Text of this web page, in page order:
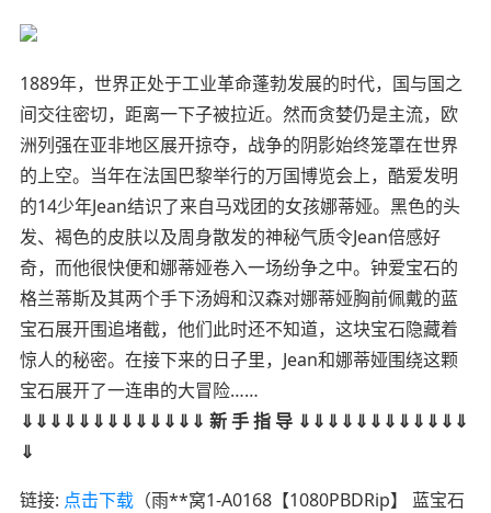
1889年，世界正处于工业革命蓬勃发展的时代，国与国之
间交往密切，距离一下子被拉近。然而贪婪仍是主流，欧
洲列强在亚非地区展开掠夺，战争的阴影始终笼罩在世界
的上空。当年在法国巴黎举行的万国博览会上，酷爱发明
的14少年Jean结识了来自马戏团的女孩娜蒂娅。黑色的头
发、褐色的皮肤以及周身散发的神秘气质令Jean倍感好
奇，而他很快便和娜蒂娅卷入一场纷争之中。钟爱宝石的
格兰蒂斯及其两个手下汤姆和汉森对娜蒂娅胸前佩戴的蓝
宝石展开围追堵截，他们此时还不知道，这块宝石隐藏着
惊人的秘密。在接下来的日子里，Jean和娜蒂娅围绕这颗
宝石展开了一连串的大冒险……
⇓⇓⇓⇓⇓⇓⇓⇓⇓⇓⇓⇓⇓ 新 手 指 导 ⇓⇓⇓⇓⇓⇓⇓⇓⇓⇓⇓⇓
⇓
链接: 点击下载（雨**窝1-A0168【1080PBDRip】 蓝宝石